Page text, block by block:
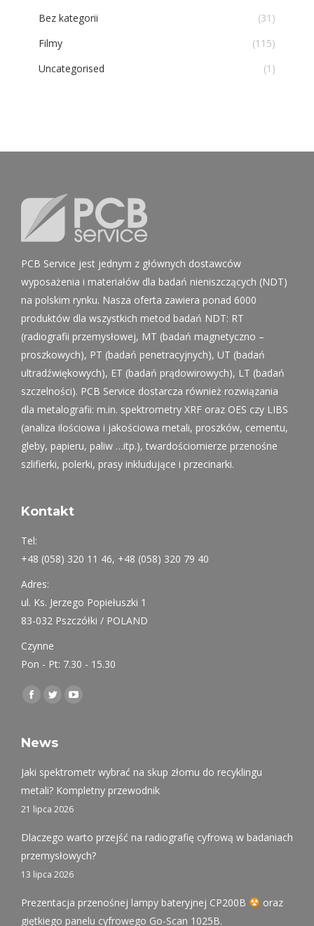
Bez kategorii
(31)
Filmy
(115)
Uncategorised
(1)
PCB Service jest jednym z głównych dostawców
wyposażenia i materiałów dla badań nieniszczących (NDT)
na polskim rynku. Nasza oferta zawiera ponad 6000
produktów dla wszystkich metod badań NDT: RT
(radiografii przemysłowej, MT (badań magnetyczno –
proszkowych), PT (badań penetracyjnych), UT (badań
ultradźwiękowych), ET (badań prądowirowych), LT (badań
szczelności). PCB Service dostarcza również rozwiązania
dla metalografii: m.in. spektrometry XRF oraz OES czy LIBS
(analiza ilościowa i jakościowa metali, proszków, cementu,
gleby, papieru, paliw …itp.), twardościomierze przenośne
szlifierki, polerki, prasy inkludujące i przecinarki.
Kontakt
Tel:
+48 (058) 320 11 46, +48 (058) 320 79 40
Adres:
ul. Ks. Jerzego Popiełuszki 1
83-032 Pszczółki / POLAND
Czynne
Pon - Pt: 7.30 - 15.30
Find us on:
Facebook
opens
new
window
Twitter
opens
new
window
YouTube
new
window
News
Jaki spektrometr wybrać na skup złomu do recyklingu
metali? Kompletny przewodnik
21 lipca 2026
Dlaczego warto przejść na radiografię cyfrową w badaniach
przemysłowych?
13 lipca 2026
Prezentacja przenośnej lampy bateryjnej CP200B
oraz
giętkiego panelu cyfrowego Go-Scan 1025B.